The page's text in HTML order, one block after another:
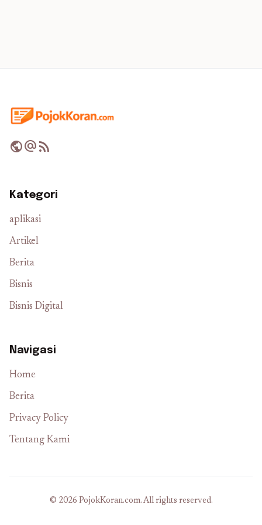
publicalternate_emailrss_feed
Kategori
aplikasi
Artikel
Berita
Bisnis
Bisnis Digital
Navigasi
Home
Berita
Privacy Policy
Tentang Kami
© 2026 PojokKoran.com. All rights reserved.